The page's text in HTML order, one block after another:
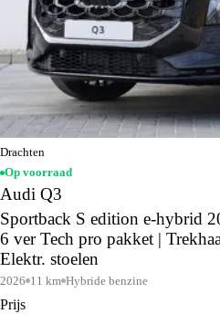
Drachten
Op voorraad
Audi Q3
Sportback S edition e-hybrid
6 ver Tech pro pakket |
Elektr. stoelen
2026 11 km Hybride benzine
Prijs